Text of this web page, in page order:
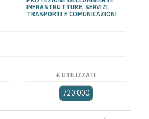
INFRASTRUTTURE, SERVIZI,
TRASPORTI E COMUNICAZIONI
€ UTILIZZATI
720.000